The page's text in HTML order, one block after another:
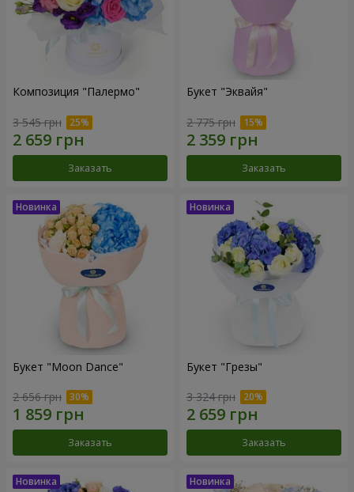
Композиция "Палермо"
3 545 грн
Заказать
Букет "Эквайя"
2 775 грн
Заказать
Букет "Moon Dance"
2 656 грн
Заказать
Букет "Грезы"
3 324 грн
Заказать